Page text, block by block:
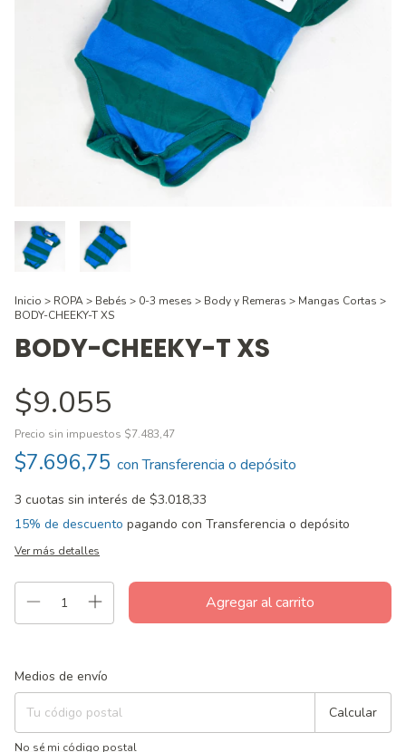
Inicio > ROPA> Bebés > 0-3 meses > Body y Remeras > Mangas Cortas >
BODY-CHEEKY-T XS
BODY-CHEEKY-T XS
$9.055
Precio sin impuestos $7.483,47
$7.696,75 con Transferencia o depósito
3 cuotas sin interés de $3.018,33
15% de descuento pagando con Transferencia o depósito
Ver más detalles
Entregas para el CP:
Medios de envío
Calcular
No sé mi código postal